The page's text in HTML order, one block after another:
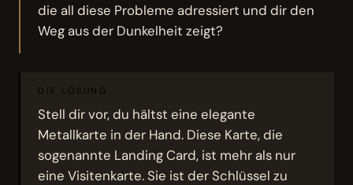
die all diese Probleme adressiert und dir den
Weg aus der Dunkelheit zeigt?
DIE LÖSUNG
Stell dir vor, du hältst eine elegante
Metallkarte in der Hand. Diese Karte, die
sogenannte Landing Card, ist mehr als nur
eine Visitenkarte. Sie ist der Schlüssel zu